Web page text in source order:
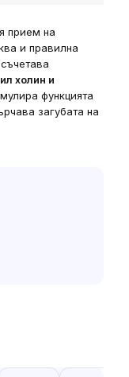
прием на
и правилна
холин и
функцията
загубата на